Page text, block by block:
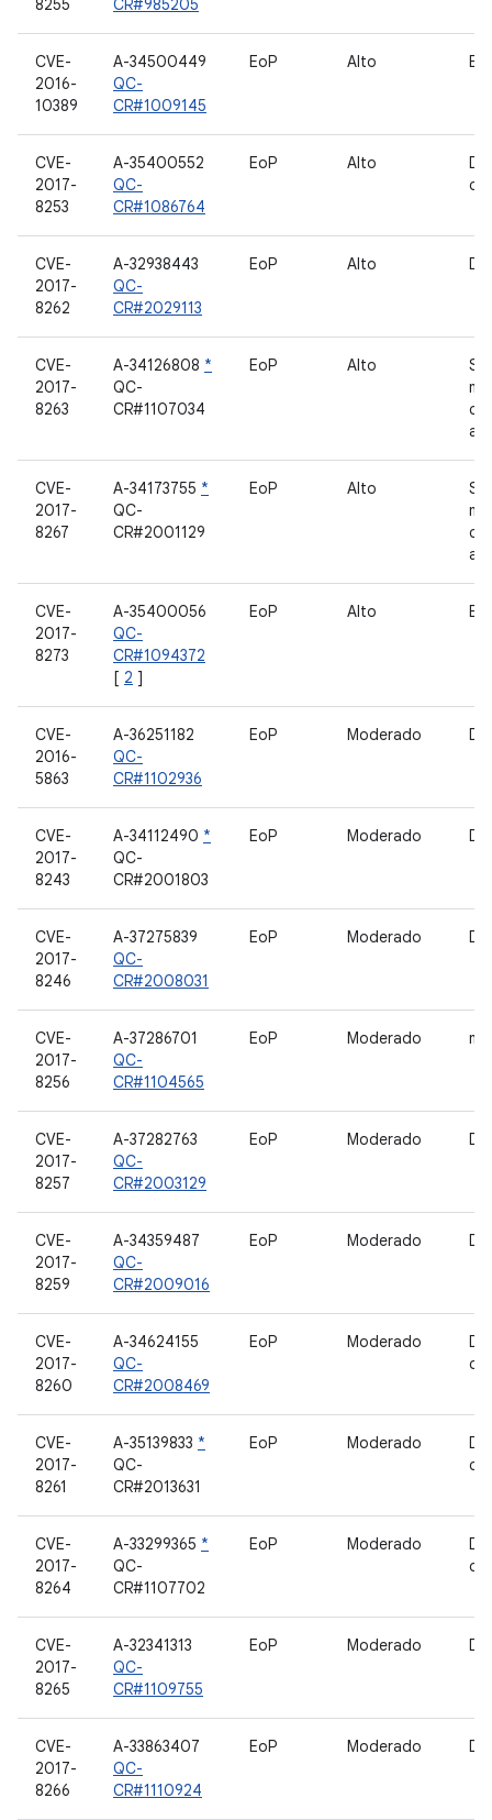
8255
CR#985205
CVE-
2016-
10389
A-34500449
QC-
CR#1009145
EoP Alto
CVE-
2017-
8253
A-35400552
QC-
CR#1086764
EoP Alto
CVE-
2017-
8262
A-32938443
QC-
CR#2029113
EoP Alto
CVE-
2017-
8263
A-34126808 *
QC-
CR#1107034
EoP Alto
CVE-
2017-
8267
A-34173755 *
QC-
CR#2001129
EoP Alto
CVE-
2017-
8273
A-35400056
QC-
CR#1094372
[ 2 ]
EoP Alto
CVE-
2016-
5863
A-36251182
QC-
CR#1102936
EoP Moderado
CVE-
2017-
8243
A-34112490 *
QC-
CR#2001803
EoP Moderado
CVE-
2017-
8246
A-37275839
QC-
CR#2008031
EoP Moderado
CVE-
2017-
8256
A-37286701
QC-
CR#1104565
EoP Moderado
CVE-
2017-
8257
A-37282763
QC-
CR#2003129
EoP Moderado
CVE-
2017-
8259
A-34359487
QC-
CR#2009016
EoP Moderado
CVE-
2017-
8260
A-34624155
QC-
CR#2008469
EoP Moderado
CVE-
2017-
8261
A-35139833 *
QC-
CR#2013631
EoP Moderado
CVE-
2017-
8264
A-33299365 *
QC-
CR#1107702
EoP Moderado
CVE-
2017-
8265
A-32341313
QC-
CR#1109755
EoP Moderado
CVE-
2017-
8266
A-33863407
QC-
CR#1110924
EoP Moderado